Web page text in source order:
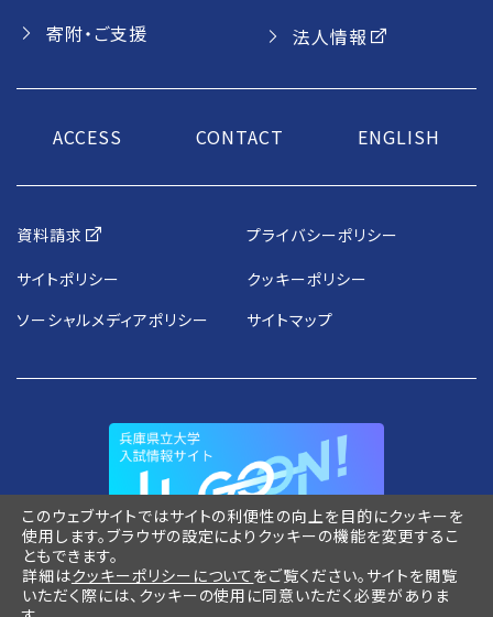
このウェブサイトではサイトの利便性の向上を目的にクッキーを
使用します。ブラウザの設定によりクッキーの機能を変更するこ
ともできます。
詳細はクッキーポリシーについて をご覧ください。サイトを閲覧
いただく際には、クッキーの使用に同意いただく必要がありま
寄附・ご支援 法人情報
ACCESS CONTACT ENGLISH
資料請求
プライバシーポリシー
サイトポリシー
クッキーポリシー
ソーシャルメディアポリシー
サイトマップ